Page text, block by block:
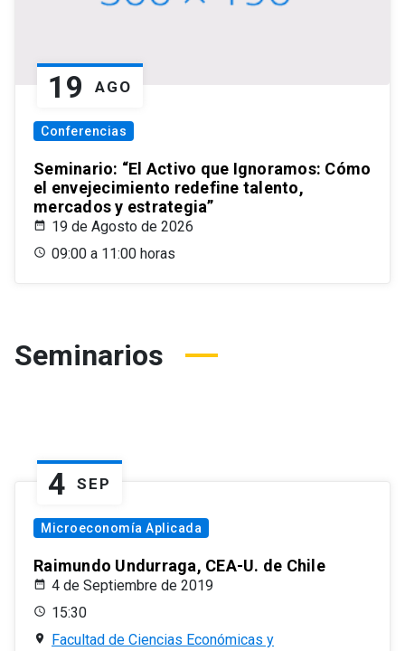
19 AGO
Conferencias
Seminario: “El Activo que Ignoramos: Cómo
el envejecimiento redefine talento,
mercados y estrategia”
19 de Agosto de 2026
09:00 a 11:00 horas
Seminarios
4 SEP
Microeconomía Aplicada
Raimundo Undurraga, CEA-U. de Chile
4 de Septiembre de 2019
15:30
Facultad de Ciencias Económicas y